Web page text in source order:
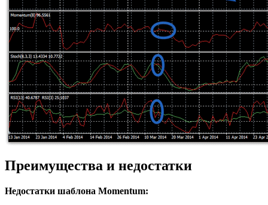
Преимущества и недостатки
Недостатки шаблона Momentum: